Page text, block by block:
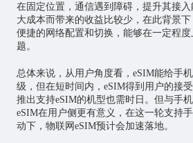
在固定位置，通信遇到障碍，提升其接
大成本而带来的收益比较少，在此背景
便捷的网络配置和切换，能够在一定程
题。
总体来说，从用户角度看，eSIM能给手
级，但在短时间内，eSIM得到用户的接
推出支持eSIM的机型也需时日。但与手
eSIM在用户侧更有意义，在这一轮支持
动下，物联网eSIM预计会加速落地。